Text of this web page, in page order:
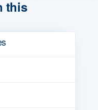
this